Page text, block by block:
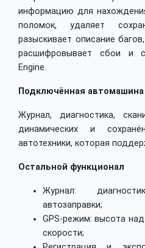
информацию для
поломок, удаляет
разыскивает описание
расшифровывает сбои и
Engine.
Подключённая автомашина
Журнал, диагностика,
динамических и
автотехники, которая
Остальной функционал
Журнал:
автозаправки;
GPS-режим: высота
скорости;